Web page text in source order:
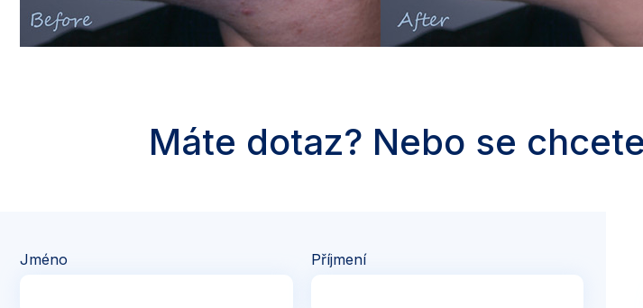
Máte dotaz? Nebo se
Jméno Příjmení